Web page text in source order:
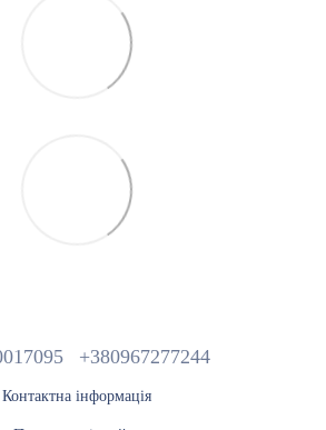
+380967277244
Контактна інформація